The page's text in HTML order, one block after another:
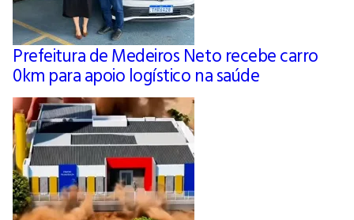
Prefeitura de Medeiros Neto recebe carro
0km para apoio logístico na saúde